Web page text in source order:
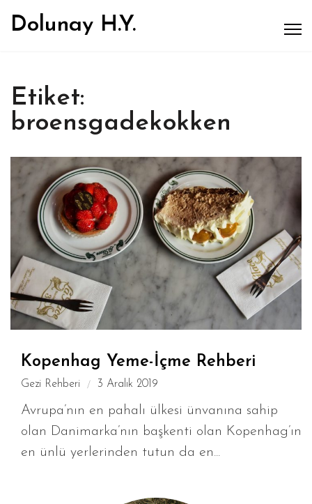
Dolunay H.Y.
Etiket:
broensgadekokken
Kopenhag Yeme-İçme Rehberi
Gezi Rehberi 3 Aralık 2019
Avrupa’nın en pahalı ülkesi ünvanına sahip
olan Danimarka’nın başkenti olan Kopenhag’ın
en ünlü yerlerinden tutun da en...